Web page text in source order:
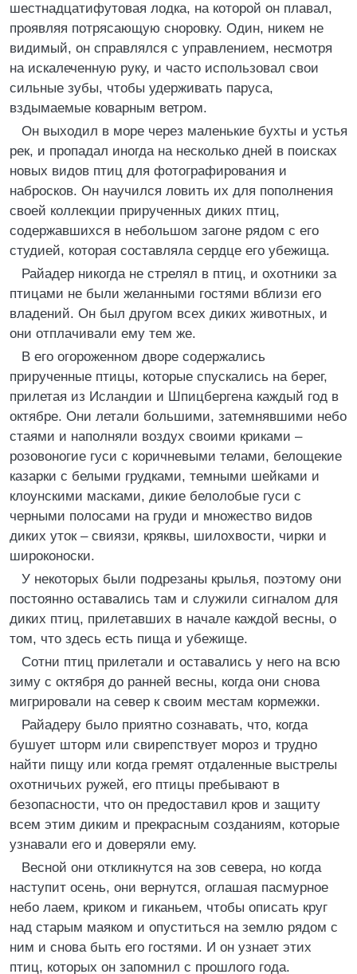
шестнадцатифутовая лодка, на которой он плавал,
проявляя потрясающую сноровку. Один, никем не
видимый, он справлялся с управлением, несмотря
на искалеченную руку, и часто использовал свои
сильные зубы, чтобы удерживать паруса,
вздымаемые коварным ветром.
Он выходил в море через маленькие бухты и устья
рек, и пропадал иногда на несколько дней в поисках
новых видов птиц для фотографирования и
набросков. Он научился ловить их для пополнения
своей коллекции прирученных диких птиц,
содержавшихся в небольшом загоне рядом с его
студией, которая составляла сердце его убежища.
Райадер никогда не стрелял в птиц, и охотники за
птицами не были желанными гостями вблизи его
владений. Он был другом всех диких животных, и
они отплачивали ему тем же.
В его огороженном дворе содержались
прирученные птицы, которые спускались на берег,
прилетая из Исландии и Шпицбергена каждый год в
октябре. Они летали большими, затемнявшими небо
стаями и наполняли воздух своими криками –
розовоногие гуси с коричневыми телами, белощекие
казарки с белыми грудками, темными шейками и
клоунскими масками, дикие белолобые гуси с
черными полосами на груди и множество видов
диких уток – свиязи, кряквы, шилохвости, чирки и
широконоски.
У некоторых были подрезаны крылья, поэтому они
постоянно оставались там и служили сигналом для
диких птиц, прилетавших в начале каждой весны, о
том, что здесь есть пища и убежище.
Сотни птиц прилетали и оставались у него на всю
зиму с октября до ранней весны, когда они снова
мигрировали на север к своим местам кормежки.
Райадеру было приятно сознавать, что, когда
бушует шторм или свирепствует мороз и трудно
найти пищу или когда гремят отдаленные выстрелы
охотничьих ружей, его птицы пребывают в
безопасности, что он предоставил кров и защиту
всем этим диким и прекрасным созданиям, которые
узнавали его и доверяли ему.
Весной они откликнутся на зов севера, но когда
наступит осень, они вернутся, оглашая пасмурное
небо лаем, криком и гиканьем, чтобы описать круг
над старым маяком и опуститься на землю рядом с
ним и снова быть его гостями. И он узнает этих
птиц, которых он запомнил с прошлого года.